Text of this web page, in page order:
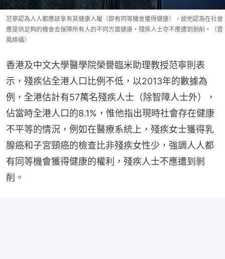
范寧認為人人都應該享有其健康人權（即有同等機會獲得健康），故他認為在社會
應提供足夠的機會去保障所有人的不同方面健康，殘疾人士亦不應遭到剝削。（曾
鳳婷攝）
香港及中文大學醫學院榮譽臨米助理教授范寧則表
示，殘疾佔全港人口比例不低，以2013年的數據為
例，全港估計有57萬名殘疾人士（除智障人士外），
佔當時全港人口的8.1%，惟他指出現時社會存在健康
不平等的情況，例如在醫療系統上，殘疾女士獲得乳
腺癌和子宮頸癌的檢查比非殘疾女性少，強調人人都
有同等機會獲得健康的權利，殘疾人士不應遭到剝
削。